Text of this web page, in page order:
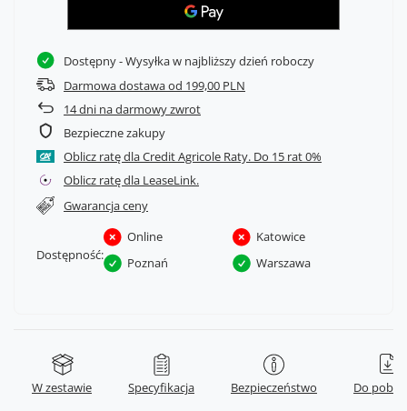
Dostępny- Wysyłka w najbliższy dzień roboczy
Darmowa dostawa od 199,00 PLN
14dni na darmowy zwrot
Bezpieczne zakupy
Oblicz ratę dla Credit Agricole Raty.
Oblicz ratę dla LeaseLink.
Gwarancja ceny
Dostępność:
Online
Katowice
Poznań
Warszawa
W zestawie Specyfikacja Bezpieczeństwo Do